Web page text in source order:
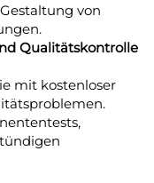
von
Qualitätskontrolle
mit kostenloser